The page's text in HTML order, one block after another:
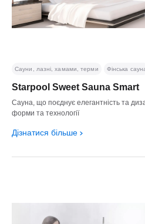
Starpool Sweet Sauna Smart
Сауна, що поєднує елегантність та
форми та технології
Дізнатися більше
Сауни, лазні, хамами, терми Фінська